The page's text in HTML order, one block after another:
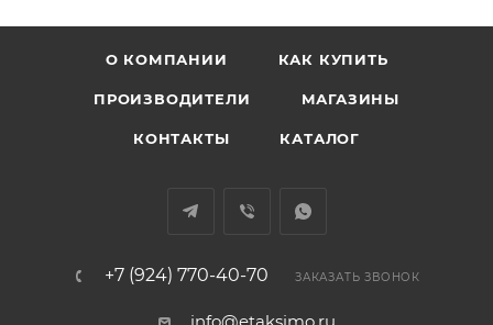
О КОМПАНИИ КАК КУПИТЬ
ПРОИЗВОДИТЕЛИ МАГАЗИНЫ
КОНТАКТЫ КАТАЛОГ
+7 (924) 770-40-70 ЗАКАЗАТЬ ЗВОНОК